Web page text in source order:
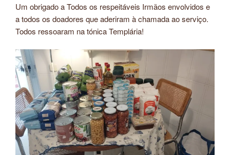
Um obrigado a Todos os respeitáveis Irmãos envolvidos e
a todos os doadores que aderiram à chamada ao serviço.
Todos ressoaram na tónica Templária!